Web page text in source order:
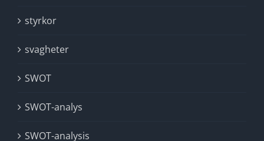
styrkor
svagheter
SWOT
SWOT-analys
SWOT-analysis